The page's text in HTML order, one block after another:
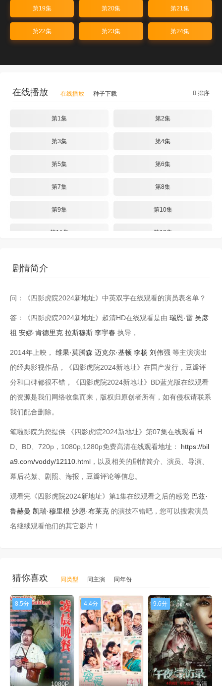
第19集 第20集 第21集
第22集 第23集 第24集
排序
在线播放 在线播放 种子下载
第1集 第2集
第3集 第4集
第5集 第6集
第7集 第8集
第9集 第10集
第11集 第12集
第17集 第18集
第23集 第24集
剧情简介
问：《四影虎院2024新地址》中英双字在线观看的演员表名单？
答：《四影虎院2024新地址》超清HD在线观看是由 瑞恩·雷 吴彦
祖 安娜·肯德里克 拉斯穆斯 李宇春 执导，
2014年上映， 维果·莫腾森 迈克尔·基顿 李杨 刘伟强 等主演演出
的经典影视作品，《四影虎院2024新地址》在 国产发行，豆瓣评
分和口碑都很不错，《四影虎院2024新地址》BD蓝光版在线观看
的资源是我们网络收集而来，版权归原创者所有，如有侵权请联系
我们配合删除。
笔啦影院为您提供 《四影虎院2024新地址》第07集在线观看 H
D、BD、720p，1080p,1280p免费高清在线观看地址： https://bil
a9.com/voddy/12110.html ，以及相关的剧情简介、演员、导演、
幕后花絮、剧照、海报，豆瓣评论等信息。
观看完《四影虎院2024新地址》第1集在线观看之后的感觉 巴兹·
鲁赫曼 凯瑞·穆里根 沙恩·布莱克 的演技不错吧，您可以搜索演员
名继续观看他们的其它影片！
猜你喜欢 同类型 同主演 同年份
8.5分
1080P
4.4分
高清
9.6分
高清